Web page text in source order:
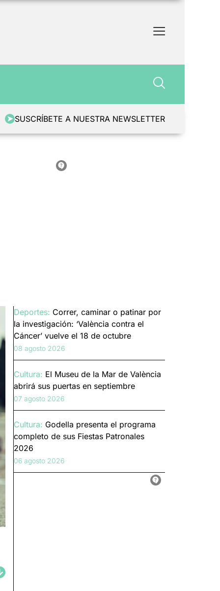
SUSCRÍBETE A NUESTRA NEWSLETTER
Deportes: Correr, caminar o patinar por
la investigación: ‘València contra el
Cáncer’ vuelve el 18 de octubre
08 agosto 2026
Cultura: El Museu de la Mar de València
abrirá sus puertas en septiembre
07 agosto 2026
Cultura: Godella presenta el programa
completo de sus Fiestas Patronales
2026
06 agosto 2026